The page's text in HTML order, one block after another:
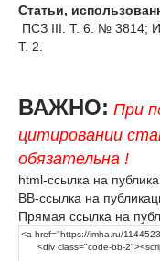
Статьи,
ПСЗ III. Т. 6. № 3814;
Т. 2.
ВАЖНО: При
цитировании
обязательна !
html-ссылка на
BB-ссылка на
Прямая ссылка на